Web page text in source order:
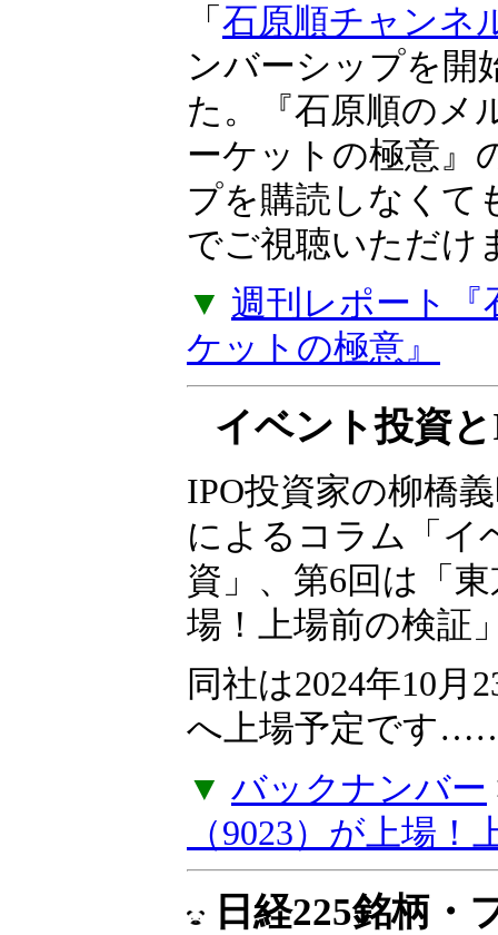
「 石原順チャンネ
ンバーシップを開
た。『石原順のメ
ーケットの極意』
プを購読しなくて
でご視聴いただけ
▼ 週刊レポート『
ケットの極意』
イベント投資
IPO投資家の柳橋
によるコラム「イ
資」、第6回は「
場！上場前の検証
同社は2024年10月
へ上場予定です
▼ バックナンバー
（9023）が上場
日経225銘柄・